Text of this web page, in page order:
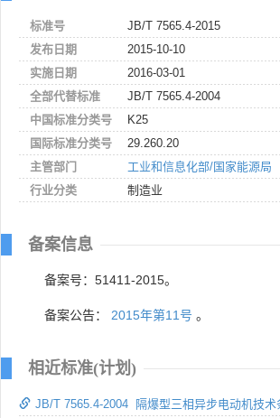
标准号
JB/T 7565.4-2015
发布日期
2015-10-10
实施日期
2016-03-01
全部代替标准
JB/T 7565.4-2004
中国标准分类号
K25
国际标准分类号
29.260.20
主管部门
工业和信息化部/国家能源局
行业分类
制造业
备案信息
备案号：51411-2015。
备案公告： 2015年第11号 。
相近标准(计划)
JB/T 7565.4-2004 隔爆型三相异步电动机技